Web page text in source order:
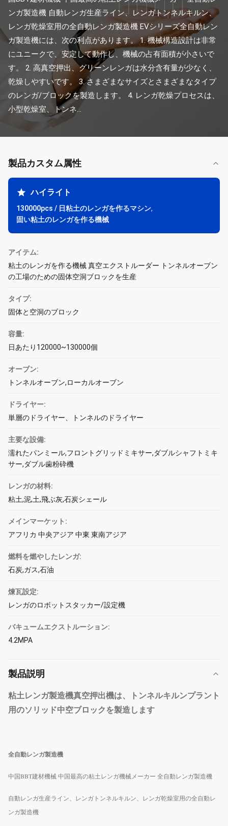
ンガ製造機 自動レンガ生産ライン、レンガトンネルキルン、
レンガ乾燥室用の全自動レンガ製造機 EVシリーズ全自動レン
ガ製造機には、次の利点があります。 1. 機械構造設計は非常
にユニークで、安定して動作し、機械の占有面積が小さいで
す。 2. 高真空押出、グリーンレンガは水分含有量が少なく、
乾燥しやすいです。 3. さまざまなサイズとさまざまなタイプ
のレンガ/ブロックを製造します。 4. レンガ乾燥プロセスは、
小型乾燥室、トンネ...
製品カスタム属性
ハイライト
130000pcs / 日粘土のレンガを作るマシン,
固い粘土のレンガを作る機械
アイテム:
粘土のレンガを作る機械 真空エクストルーダー トンネルオーブン
の工場のための固体空洞ブロックを生産
タイプ:
固体と空洞のブロック
容量:
日あたり120000~130000個
オーブン:
トンネルオーブン,ローカルオーブン
ドライヤー:
単層のドライヤー、トンネルのドライヤー
主要な設備:
濡れたパンミール,フロントグリッドミキサー,ダブルシャフトミキ
サー,ダブル歯粉砕機
レンガの材料:
粘土,泥,土,飛ぶ灰,石炭シェール
メインマーケット:
アフリカ 中央アジア 中東 東南アジア
燃料を燃やしたレンガ:
石炭,ガス,石油
煉瓦設定:
レンガのロボットスタッカー/設定機
バキュームエクストルーション:
4.2MPA
製品説明
粘土レンガ製造機真空押出機は、トンネルキルンプラント
用のソリッド中空ブロックを製造します
全自動レンガ製造機
中国BBT建材機械 中国最高の粘土レンガ機械メーカー 全自動レンガ製造機
自動レンガ生産ライン、レンガトンネルキルン、レンガ乾燥室用の全自動レ
ンガ製造機